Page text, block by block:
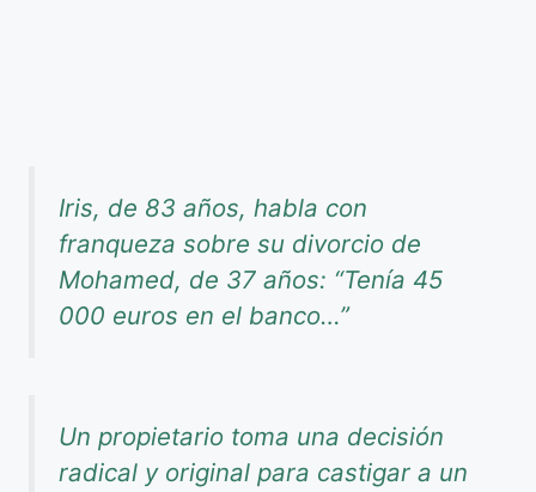
Iris, de 83 años, habla con
franqueza sobre su divorcio de
Mohamed, de 37 años: “Tenía 45
000 euros en el banco…”
Un propietario toma una decisión
radical y original para castigar a un